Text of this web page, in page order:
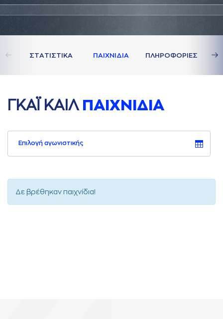
ΣΤAΤΙΣΤΙΚA ΠAΙΧΝΙΔΙA ΠΛΗΡΟΦΟΡΙΕΣ
ΓΚAΪ ΚAΙΛ ΠAΙΧΝΙΔΙA
Επιλογή αγωνιστικής
Δε βρέθηκαν παιχνίδια!